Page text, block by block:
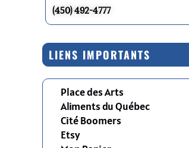
(450) 492-4777
LIENS IMPORTANTS
Place des Arts
Aliments du Québec
Cité Boomers
Etsy